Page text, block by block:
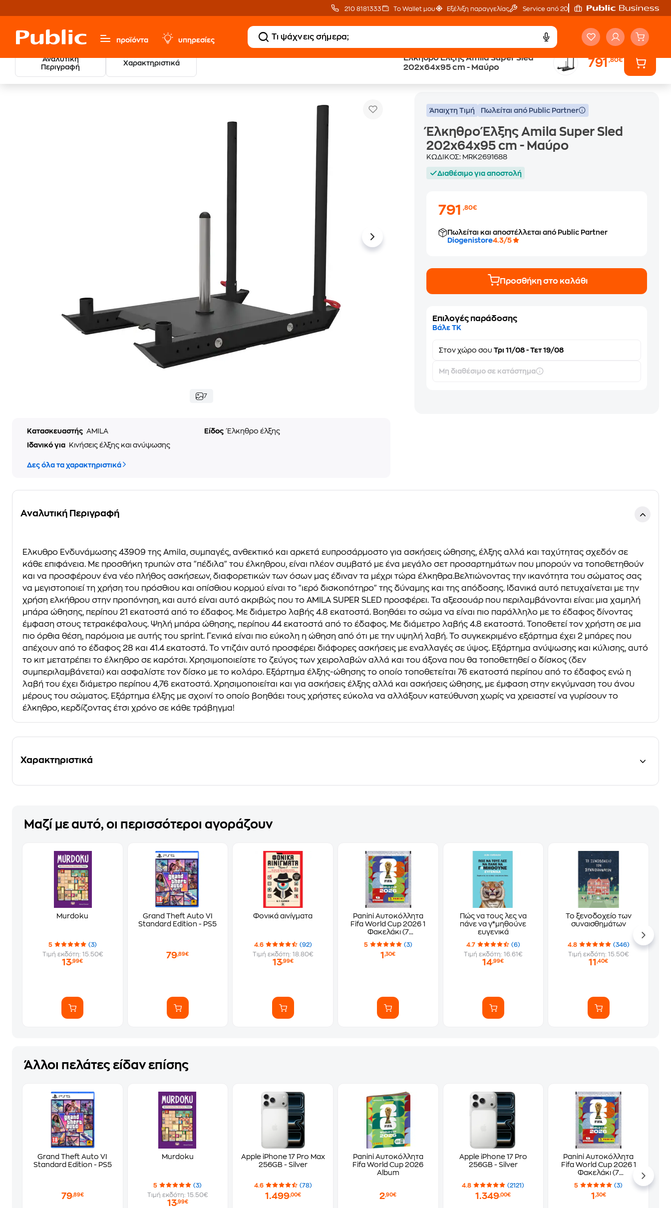
210 8181333 Το Wallet μου Εξέλιξη παραγγελίας Service από 20'
προϊόντα υπηρεσίες
Αναλυτική
Περιγραφή
Χαρακτηριστικά
Έλκηθρο Έλξης Amila Super Sled
202x64x95 cm - Μαύρο
791,80€
Sports, Fitness & Hobbies
Έλκηθρο Έλξης Amila Super Sled 202x64x95 cm - Μαύρο
7
Κατασκευαστής AMILA Είδος
Έλκηθρο έλξης
Ιδανικό για
Κινήσεις έλξης και ανύψωσης
Δες όλα τα χαρακτηριστικά
Άπαιχτη Τιμή Πωλείται από Public Partner
Έλκηθρο Έλξης Amila Super Sled
202x64x95 cm - Μαύρο
ΚΩΔΙΚΟΣ: MRK2691688
Διαθέσιμο για αποστολή
791,80€
Πωλείται και αποστέλλεται από Public Partner
Diogenistore4.3/5
Προσθήκη στο καλάθι
Επιλογές παράδοσης
Βάλε ΤΚ
Στονχώρο σου Τρι 11/08 - Τετ 19/08
Μη διαθέσιμο σε κατάστημα
Αναλυτική Περιγραφή
Έλκυθρο Ενδυνάμωσης 43909 της Amila, συμπαγές, ανθεκτικό και αρκετά ευπροσάρμοστο για ασκήσεις ώθησης, έλξης αλλά και ταχύτητας σχεδόν σε
κάθε επιφάνεια. Με προσθήκη τρυπών στα "πέδιλα" του έλκηθρου, είναι πλέον συμβατό με ένα μεγάλο σετ προσαρτημάτων που μπορούν να τοποθετηθούν
και να προσφέρουν ένα νέο πλήθος ασκήσεων, διαφορετικών των όσων μας έδιναν τα μέχρι τώρα έλκηθρα.Βελτιώνοντας την ικανότητα του σώματος σας
να μεγιστοποιεί τη χρήση του πρόσθιου και οπίσθιου κορμού είναι το "ιερό δισκοπότηρο" της δύναμης και της απόδοσης. Ιδανικά αυτό πετυχαίνεται με την
χρήση ελκήθρου στην προπόνηση, και αυτό είναι αυτό ακριβώς που το AMILA SUPER SLED προσφέρει. Τα αξεσουάρ που περιλαμβάνονται είναι: μια χαμηλή
μπάρα ώθησης, περίπου 21 εκατοστά από το έδαφος. Με διάμετρο λαβής 4.8 εκατοστά. Βοηθάει το σώμα να είναι πιο παράλληλο με το έδαφος δίνοντας
έμφαση στους τετρακέφαλους. Ψηλή μπάρα ώθησης, περίπου 44 εκατοστά από το έδαφος. Με διάμετρο λαβής 4.8 εκατοστά. Τοποθετεί τον χρήστη σε μια
πιο όρθια θέση, παρόμοια με αυτής του sprint. Γενικά είναι πιο εύκολη η ώθηση από ότι με την υψηλή λαβή. Το συγκεκριμένο εξάρτημα έχει 2 μπάρες που
απέχουν από το έδαφος 28 και 41.4 εκατοστά. Το ντιζάιν αυτό προσφέρει διάφορες ασκήσεις με εναλλαγές σε ύψος. Εξάρτημα ανύψωσης και κύλισης, αυτό
το κιτ μετατρέπει το έλκηθρο σε καρότσι. Χρησιμοποιείστε το ζεύγος των χειρολαβών αλλά και του άξονα που θα τοποθετηθεί ο δίσκος (δεν
συμπεριλαμβάνεται) και ασφαλίστε τον δίσκο με το κολάρο. Εξάρτημα έλξης-ώθησης το οποίο τοποθετείται 76 εκατοστά περίπου από το έδαφος ενώ η
λαβή του έχει διάμετρο περίπου 4,76 εκατοστά. Χρησιμοποιείται και για ασκήσεις έλξης αλλά και ασκήσεις ώθησης, με έμφαση στην εκγύμναση του άνου
μέρους του σώματος. Εξάρτημα έλξης με σχοινί το οποίο βοηθάει τους χρήστες εύκολα να αλλάξουν κατεύθυνση χωρίς να χρειαστεί να γυρίσουν το
έλκηθρο, κερδίζοντας έτσι χρόνο σε κάθε τράβηγμα!
Χαρακτηριστικά
Μαζί με αυτό, οι περισσότεροι αγοράζουν
Murdoku
5
(3)
Τιμή εκδότη: 15.50€
13,99€
Grand Theft Auto VI
Standard Edition - PS5
79,89€
Φονικά αινίγματα
4.6
(92)
Τιμή εκδότη: 18.80€
13,99€
Panini Αυτοκόλλητα
Fifa World Cup 2026 1
Φακελάκι (7
Αυτοκόλλητα)
5 (3)
1,30€
Πώς να τους λες να
πάνε να γ*μηθούνε
ευγενικά
4.7
(6)
Τιμή εκδότη: 16.61€
14,99€
Το ξενοδοχείο των
συναισθημάτων
4.8
(346)
Τιμή εκδότη: 15.50€
11,40€
Άλλοι πελάτες είδαν επίσης
Grand Theft Auto VI
Standard Edition - PS5
79,89€
Murdoku
5
(3)
Τιμή εκδότη: 15.50€
13,99€
Apple iPhone 17 Pro Max
256GB - Silver
4.6 (78)
1.499,00€
Panini Αυτοκόλλητα
Fifa World Cup 2026
Album
2,90€
Apple iPhone 17 Pro
256GB - Silver
4.8 (2121)
1.349,00€
Panini Αυτοκόλλητα
Fifa World Cup 2026 1
Φακελάκι (7
Αυτοκόλλητα)
5 (3)
1 ,30€